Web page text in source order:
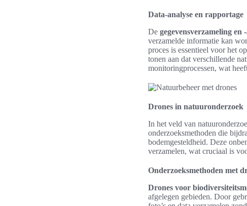
Data-analyse en rapportage
De gegevensverzameling en
verzamelde informatie kan
proces is essentieel voor het
tonen aan dat verschillende
monitoringprocessen, wat
Drones in natuuronderzoek
In het veld van
onderzoeksmethoden die
bodemgesteldheid. Deze
verzamelen, wat cruciaal is
Onderzoeksmethoden met
Drones voor
afgelegen gebieden. Door